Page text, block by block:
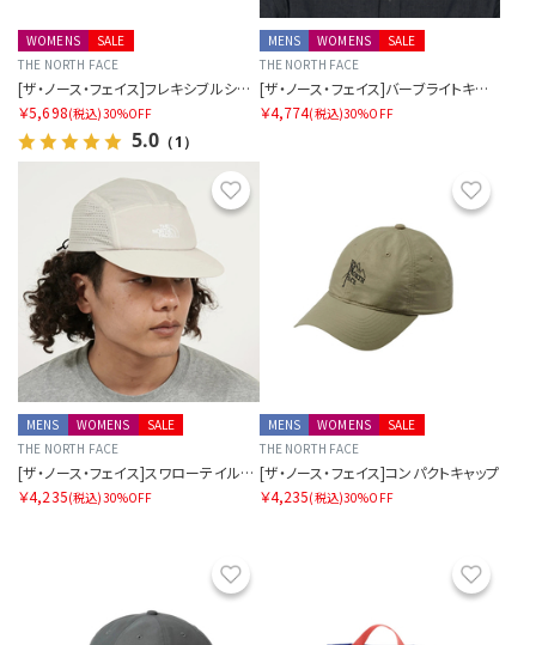
SALE
WOMENS
THE NORTH FACE
[ザ・ノース・フェイス]フレキシブルショーツ レディース
￥5,698(税込)30%OFF
5.0 （1）
SALE
MENS
WOMENS
THE NORTH FACE
[ザ・ノース・フェイス]バーブライトキャップ
￥4,774(税込)30%OFF
お気に入り
SALE
MENS
WOMENS
THE NORTH FACE
[ザ・ノース・フェイス]スワローテイルキャップ
￥4,235(税込)30%OFF
SALE
MENS
WOMENS
THE NORTH FACE
[ザ・ノース・フェイス]コンパクトキャップ
￥4,235(税込)30%OFF
お気に入り